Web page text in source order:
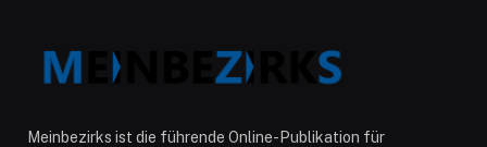
Meinbezirks ist die führende Online-Publikation für